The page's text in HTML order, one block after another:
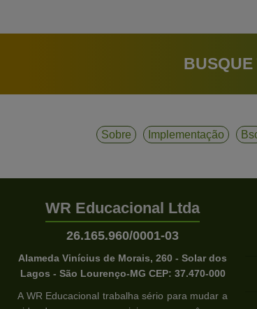
BUSQUE
Sobre Implementação
WR Educacional Ltda
26.165.960/0001-03
Alameda Vinícius de Morais, 260 - Solar dos
Lagos - São Lourenço-MG CEP: 37.470-000
A WR Educacional trabalha sério para mudar a